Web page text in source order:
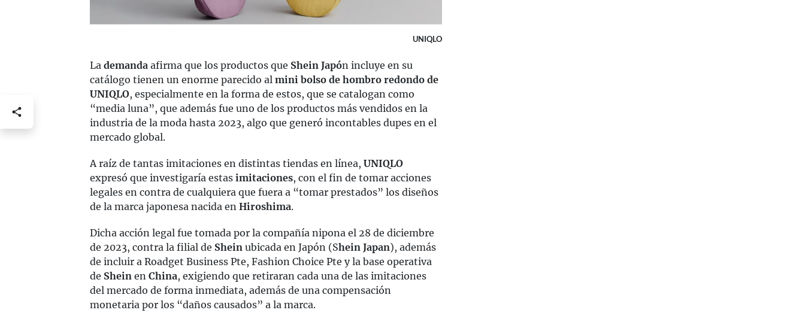
UNIQLO
La demanda afirma que los productos que Shein Japón incluye en su
catálogo tienen un enorme parecido al mini bolso de hombro redondo de
UNIQLO, especialmente en la forma de estos, que se catalogan como
“media luna”, que además fue uno de los productos más vendidos en la
industria de la moda hasta 2023, algo que generó incontables dupes en el
mercado global.
A raíz de tantas imitaciones en distintas tiendas en línea, UNIQLO
expresó que investigaría estas imitaciones, con el fin de tomar acciones
legales en contra de cualquiera que fuera a “tomar prestados” los diseños
de la marca japonesa nacida en Hiroshima.
Dicha acción legal fue tomada por la compañía nipona el 28 de diciembre
de 2023, contra la filial de Shein ubicada en Japón (Shein Japan), además
de incluir a Roadget Business Pte, Fashion Choice Pte y la base operativa
de Shein en China, exigiendo que retiraran cada una de las imitaciones
del mercado de forma inmediata, además de una compensación
monetaria por los “daños causados” a la marca.